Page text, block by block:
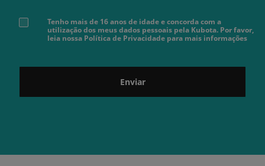
Tenho mais de 16 anos de idade e concorda com a
utilização dos meus dados pessoais pela Kubota. Por favor,
leia nossa Política de Privacidade para mais informações
Enviar